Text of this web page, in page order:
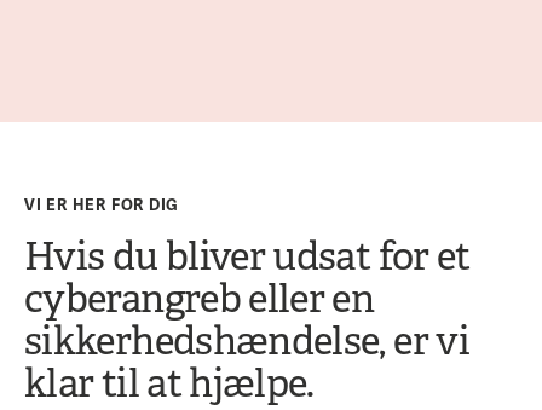
VI ER HER FOR DIG
Hvis du bliver udsat for et
cyberangreb eller en
sikkerhedshændelse, er vi
klar til at hjælpe.